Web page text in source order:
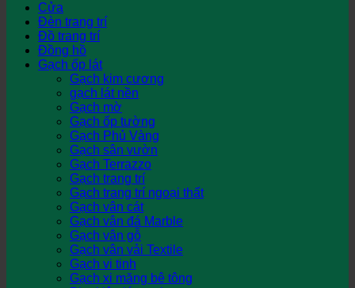
Cửa
Đèn trang trí
Đồ trang trí
Đồng hồ
Gạch ốp lát
Gạch kim cương
gạch lát nền
Gạch mờ
Gạch ốp tường
Gạch Phủ Vàng
Gạch sân vườn
Gạch Terrazzo
Gạch trang trí
Gạch trang trí ngoại thất
Gạch vân cát
Gạch vân đá Marble
Gạch vân gỗ
Gạch vân vải Textile
Gạch vi tinh
Gạch xi măng bê tông